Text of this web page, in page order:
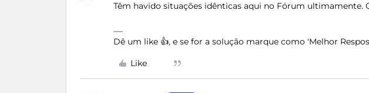
Têm havido situações idênticas aqui no Fórum ultimamente.
Dê um like 👍, e se for a solução marque como 'Melhor
Like